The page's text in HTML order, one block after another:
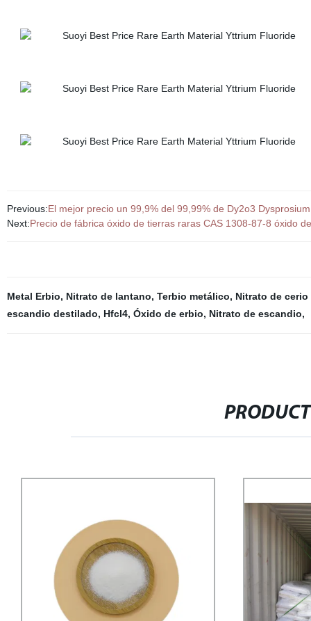
Previous:El mejor precio un 99,9% del 99,99% de Dy2o3
Next:Precio de fábrica óxido de tierras raras CAS 1308-87-8 óxido
Metal Erbio, Nitrato de lantano, Terbio metálico, Nitrato de
escandio destilado, Hfcl4, Óxido de erbio, Nitrato de escandio,